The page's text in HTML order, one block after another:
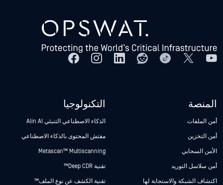
المنصة
أمن الملفات
أمن التخزين
الأمن السحابي
أمن سلاسل التوريد
اكتشاف الشبكة والاستجابة لها
التكنولوجيا
الذكاء الاصطناعي التنبئي Alin AI
مفتش المحتوى بالذكاء الاصطناعي
Metascan™ Multiscanning
تقنية Deep CDR™
تقنية الكشف عن نوع الملف™